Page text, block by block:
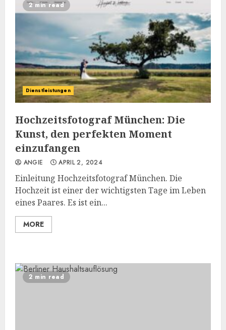
2 min read
Dienstleistungen
Hochzeitsfotograf München: Die
Kunst, den perfekten Moment
einzufangen
ANGIE APRIL 2, 2024
Einleitung Hochzeitsfotograf München. Die
Hochzeit ist einer der wichtigsten Tage im Leben
eines Paares. Es ist ein...
MORE
2 min read